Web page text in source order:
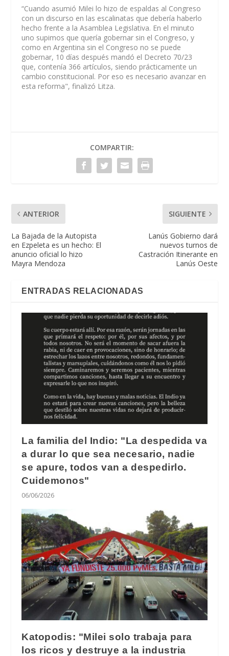
“Cuando asumió Milei lo hizo de espaldas al Congreso
con un discurso en las escalinatas que debería haberlo
hecho frente a la Asamblea Legislativa. En el minuto
uno supimos que quería gobernar sin el Congreso, y
como en Argentina sin el Congreso no se puede
gobernar, 10 días después mandó el Decreto 70/23
que, contenía 366 artículos, siendo prácticamente un
cambio constitucional. Por eso es necesario avanzar en
esta reforma", finalizó Litza.
COMPARTIR:
ANTERIOR
La Bajada de la Autopista
en Ezpeleta es un hecho: El
anuncio oficial lo hizo
Mayra Mendoza
SIGUIENTE
Lanús Gobierno dará
nuevos turnos de
Castración Itinerante en
Lanús Oeste
ENTRADAS RELACIONADAS
La familia del Indio: "La despedida va
a durar lo que sea necesario, nadie
se apure, todos van a despedirlo.
Cuidemonos"
06/06/2026
Katopodis: "Milei solo trabaja para
los ricos y destruye a la industria